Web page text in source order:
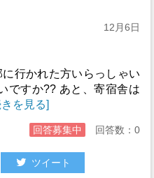
12月6日
行かれた方いらっしゃい
ですか?? あと、寄宿舎は
きを見る]
回答募集中 回答数：0
ツイート